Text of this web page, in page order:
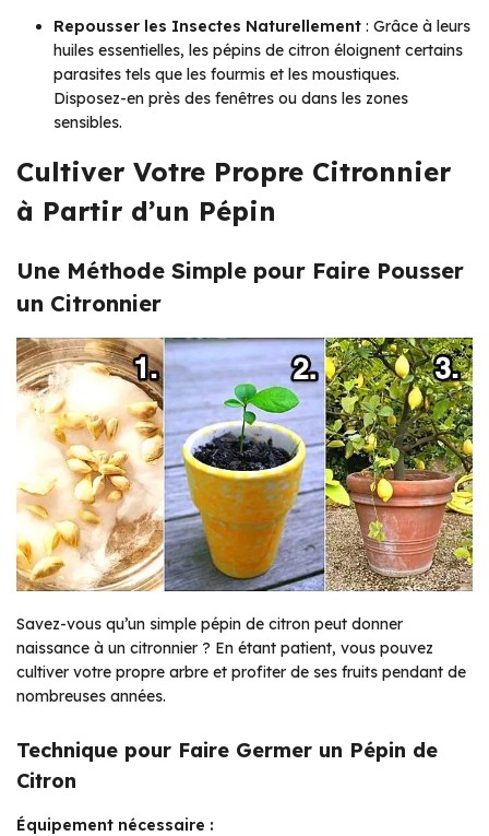
Repousser les Insectes Naturellement : Grâce à leurs
huiles essentielles, les pépins de citron éloignent certains
parasites tels que les fourmis et les moustiques.
Disposez-en près des fenêtres ou dans les zones
sensibles.
Cultiver Votre Propre Citronnier
à Partir d’un Pépin
Une Méthode Simple pour Faire Pousser
un Citronnier
Savez-vous qu’un simple pépin de citron peut donner
naissance à un citronnier ? En étant patient, vous pouvez
cultiver votre propre arbre et profiter de ses fruits pendant de
nombreuses années.
Technique pour Faire Germer un Pépin de
Citron
Équipement nécessaire :